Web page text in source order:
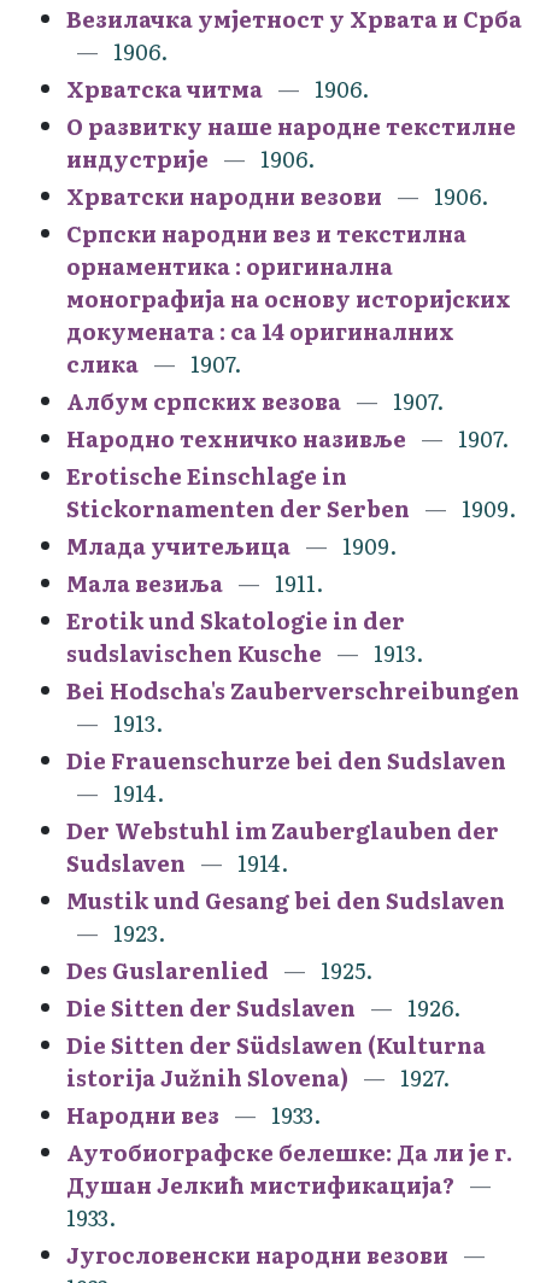
Везилачка умјетност у Хрвата и Срба
1906.
Хрватска читма
1906.
О развитку наше народне текстилне
индустрије
1906.
Хрватски народни везови
1906.
Српски народни вез и текстилна
орнаментика : оригинална
монографија на основу историјских
докумената : са 14 оригиналних
слика
1907.
Албум српских везова
1907.
Народно техничко називље
1907.
Erotische Einschlage in
Stickornamenten der Serben
1909.
Млада учитељица
1909.
Мала везиља
1911.
Erotik und Skatologie in der
sudslavischen Kusche
1913.
Bei Hodscha's Zauberverschreibungen
1913.
Die Frauenschurze bei den Sudslaven
1914.
Der Webstuhl im Zauberglauben der
Sudslaven
1914.
Mustik und Gesang bei den Sudslaven
1923.
Des Guslarenlied
1925.
Die Sitten der Sudslaven
1926.
Die Sitten der Südslawen (Kulturna
istorija Južnih Slovena)
1927.
Народни вез
1933.
Аутобиографске белешке: Да ли је г.
Душан Јелкић мистификација?
1933.
Југословенски народни везови